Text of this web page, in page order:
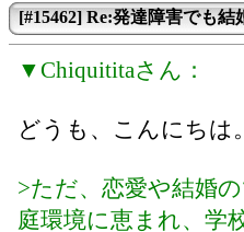
[#15462] Re:発達障害でも結
▼Chiquititaさん：
どうも、こんにちは。
>ただ、恋愛や結婚
庭環境に恵まれ、学